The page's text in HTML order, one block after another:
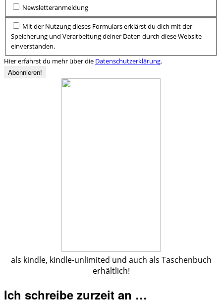
Newsletteranmeldung
Mit der Nutzung dieses Formulars erklärst du dich mit der
Speicherung und Verarbeitung deiner Daten durch diese Website
einverstanden.
Hier erfährst du mehr über die Datenschutzerklärung.
als kindle, kindle-unlimited und auch als Taschenbuch
erhältlich!
Ich schreibe zurzeit an …